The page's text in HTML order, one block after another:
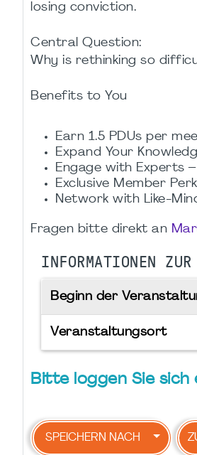
losing conviction.
Central Question:
Why is rethinking so
Benefits to You
Earn 1.5 PDUs per
Expand Your
Engage with Experts
Exclusive Member
Network with Like-
Fragen bitte direkt an
INFORMATIONEN ZUR
Beginn der
Veranstaltungsort
Bitte loggen Sie sich
SPEICHERN NACH